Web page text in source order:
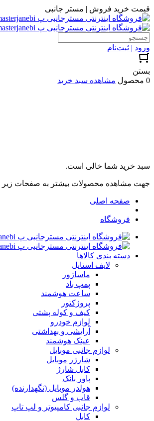
قیمت خرید فروش | مستر جانبی
ورود | ثبت‌نام
بستن
0 محصول
مشاهده سبد خرید
سبد خرید شما خالی است.
جهت مشاهده محصولات بیشتر به صفحات زیر
صفحه اصلی
فروشگاه
دسته بندی کالاها
لایف استایل
ماساژور
پمپ باد
ساعت هوشمند
پروژکتور
کیف و کوله پشتی
لوازم خودرو
آرایشی و بهداشتی
عینک هوشمند
لوازم جانبی موبایل
شارژر موبایل
کابل شارژ
پاور بانک
هولدر موبایل (نگهدارنده)
قاب و گلس
لوازم جانبی کامپیوتر و لپ تاپ
کابل